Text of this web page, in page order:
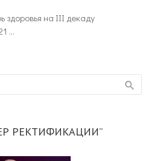
здоровья на III декаду
...
РЕКТИФИКАЦИИ”